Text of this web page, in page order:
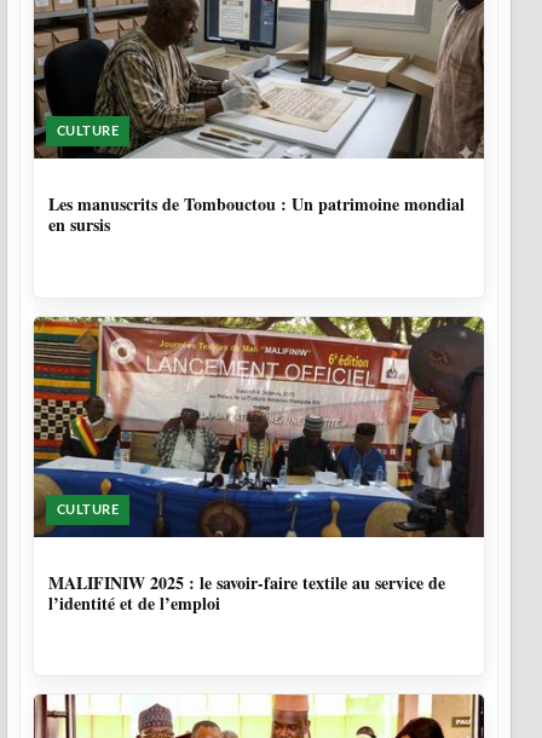
CULTURE
Les manuscrits de Tombouctou : Un patrimoine mondial
en sursis
CULTURE
MALIFINIW 2025 : le savoir-faire textile au service de
l’identité et de l’emploi